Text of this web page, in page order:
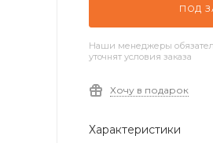
ПОД
Наши менеджеры
уточнят условия заказа
Хочу в подарок
Характеристики